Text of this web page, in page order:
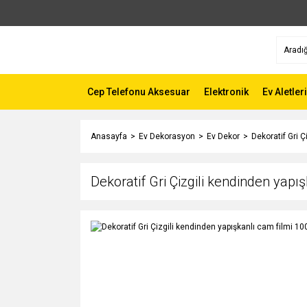
Cep Telefonu Aksesuar Elektronik Ev Aletleri
Anasayfa Ev Dekorasyon Ev Dekor Dekoratif Gri
Dekoratif Gri Çizgili kendinden